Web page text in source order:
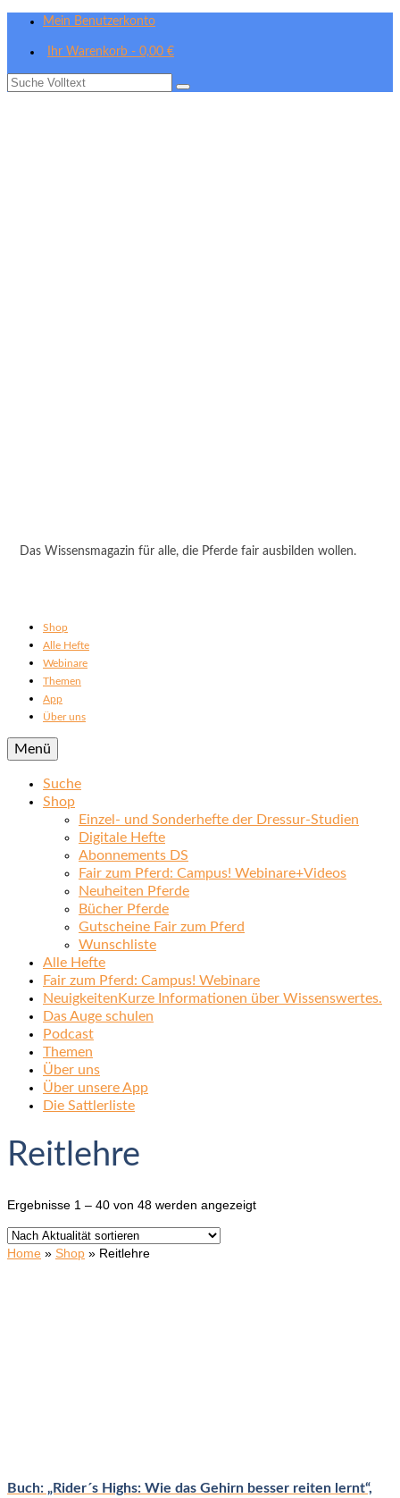
Mein Benutzerkonto
Ihr Warenkorb - 0,00 €
Suche
Das Wissensmagazin für alle, die Pferde fair ausbilden wollen.
Shop
Alle Hefte
Webinare
Themen
App
Über uns
Menü
Suche
Shop
Einzel- und Sonderhefte der Dressur-Studien
Digitale Hefte
Abonnements DS
Fair zum Pferd: Campus! Webinare+Videos
Neuheiten Pferde
Bücher Pferde
Gutscheine Fair zum Pferd
Wunschliste
Alle Hefte
Fair zum Pferd: Campus! Webinare
Neuigkeiten Kurze Informationen über Wissenswertes.
Das Auge schulen
Podcast
Themen
Über uns
Über unsere App
Die Sattlerliste
Reitlehre
Ergebnisse 1 – 40 von 48 werden angezeigtNach
Home » Shop » Reitlehre
Buch: „Rider´s Highs: Wie das Gehirn besser reiten lernt“,